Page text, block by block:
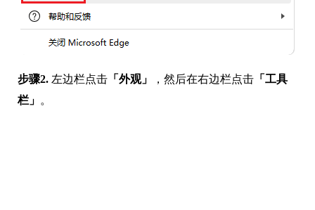
步骤2. 左边栏点击 「外观」 ，然后在右边栏点击 「工具
栏」 。